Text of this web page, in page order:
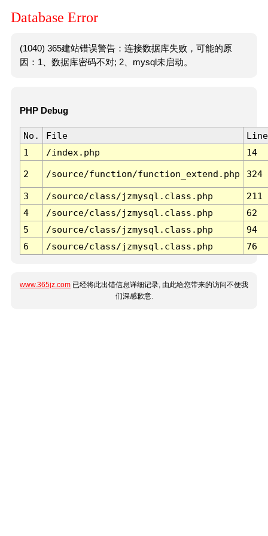
Database Error
(1040) 365建站错误警告：连接数据库失败，可能的原
因：1、数据库密码不对; 2、mysql未启动。
PHP Debug
No. File
Line
1
/index.php 14
2 /source/function/function_extend.php 324
3 /source/class/jzmysql.class.php
211
4
/source/class/jzmysql.class.php
62
5
/source/class/jzmysql.class.php
94
6
/source/class/jzmysql.class.php 76
www.365jz.com 已经将此出错信息详细记录, 由此给您带来的访问不便我
们深感歉意.